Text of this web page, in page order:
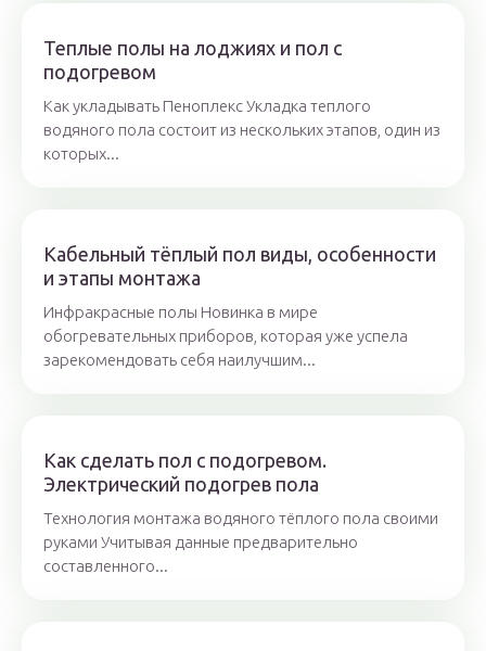
Теплые полы на лоджиях и пол с
подогревом
Как укладывать Пеноплекс Укладка теплого
водяного пола состоит из нескольких этапов, один из
которых...
Кабельный тёплый пол виды, особенности
и этапы монтажа
Инфракрасные полы Новинка в мире
обогревательных приборов, которая уже успела
зарекомендовать себя наилучшим...
Как сделать пол с подогревом.
Электрический подогрев пола
Технология монтажа водяного тёплого пола своими
руками Учитывая данные предварительно
составленного...